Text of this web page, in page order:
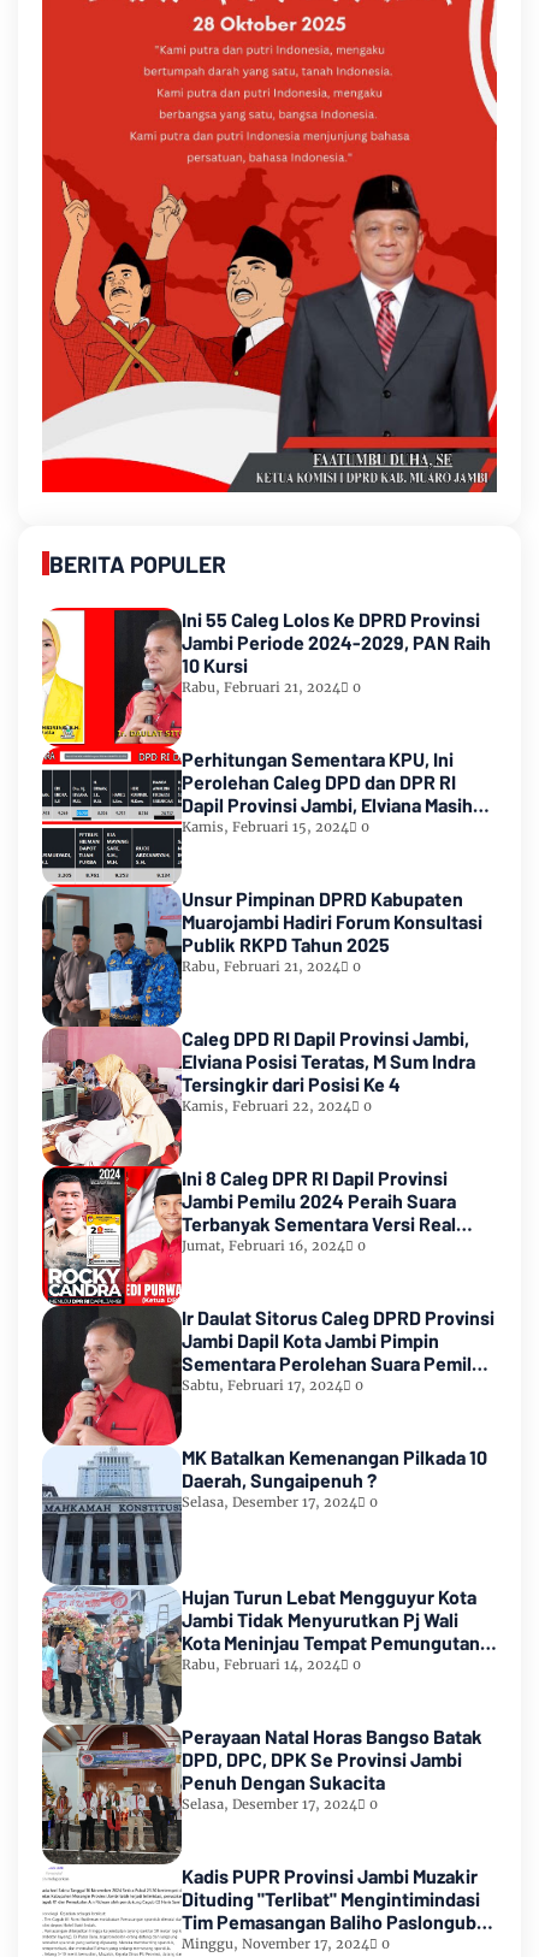
BERITA POPULER
Ini 55 Caleg Lolos Ke DPRD Provinsi
Jambi Periode 2024-2029, PAN Raih
10 Kursi
Rabu, Februari 21, 2024 0
Perhitungan Sementara KPU, Ini
Perolehan Caleg DPD dan DPR RI
Dapil Provinsi Jambi, Elviana Masih
Urutan Kedua Teratas
Kamis, Februari 15, 2024 0
Unsur Pimpinan DPRD Kabupaten
Muarojambi Hadiri Forum Konsultasi
Publik RKPD Tahun 2025
Rabu, Februari 21, 2024 0
Caleg DPD RI Dapil Provinsi Jambi,
Elviana Posisi Teratas, M Sum Indra
Tersingkir dari Posisi Ke 4
Kamis, Februari 22, 2024 0
Ini 8 Caleg DPR RI Dapil Provinsi
Jambi Pemilu 2024 Peraih Suara
Terbanyak Sementara Versi Real
Count KPU RI
Jumat, Februari 16, 2024 0
Ir Daulat Sitorus Caleg DPRD Provinsi
Jambi Dapil Kota Jambi Pimpin
Sementara Perolehan Suara Pemilu
2024
Sabtu, Februari 17, 2024 0
MK Batalkan Kemenangan Pilkada 10
Daerah, Sungaipenuh ?
Selasa, Desember 17, 2024 0
Hujan Turun Lebat Mengguyur Kota
Jambi Tidak Menyurutkan Pj Wali
Kota Meninjau Tempat Pemungutan
Suara Pemilu 2024
Rabu, Februari 14, 2024 0
Perayaan Natal Horas Bangso Batak
DPD, DPC, DPK Se Provinsi Jambi
Penuh Dengan Sukacita
Selasa, Desember 17, 2024 0
Kadis PUPR Provinsi Jambi Muzakir
Dituding "Terlibat" Mengintimindasi
Tim Pemasangan Baliho Paslongub
Romi-Sudirman
Minggu, November 17, 2024 0